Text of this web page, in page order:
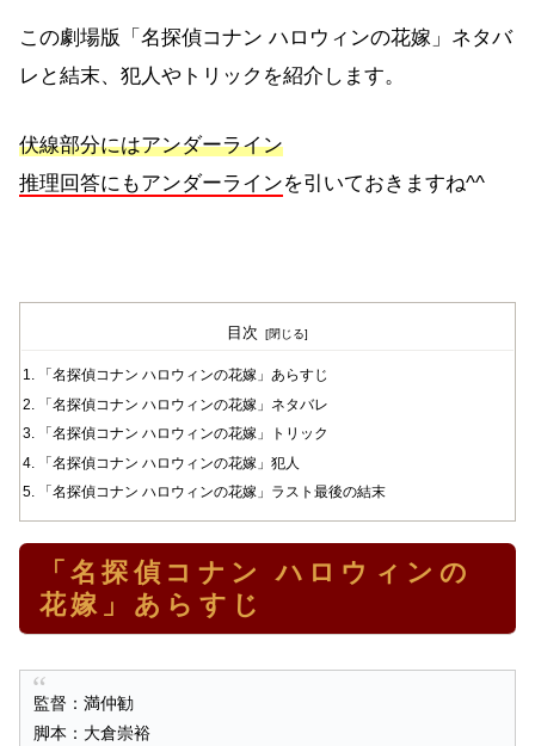
この劇場版「名探偵コナン ハロウィンの花嫁」ネタバ
レと結末、犯人やトリックを紹介します。
伏線部分にはアンダーライン
推理回答にもアンダーラインを引いておきますね^^
目次
「名探偵コナン ハロウィンの花嫁」あらすじ
「名探偵コナン ハロウィンの花嫁」ネタバレ
「名探偵コナン ハロウィンの花嫁」トリック
「名探偵コナン ハロウィンの花嫁」犯人
「名探偵コナン ハロウィンの花嫁」ラスト最後の結末
「名探偵コナン ハロウィンの
花嫁」あらすじ
監督：満仲勧
脚本：大倉崇裕